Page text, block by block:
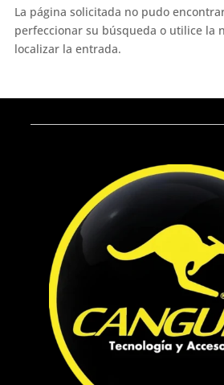
La página solicitada no pudo
perfeccionar su búsqueda o utilice la
localizar la entrada.